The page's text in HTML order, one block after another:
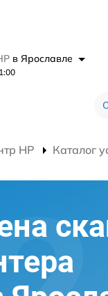
в Ярославле
HP Каталог